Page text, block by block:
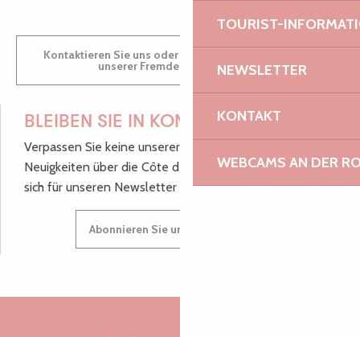
TOURIST-
NEWSLETTER
KONTAKT
WEBCAMS AN DER
Kontaktieren Sie uns oder besuchen Sie uns in einem
unserer Fremdenverkehrsbüros.
BLEIBEN SIE IN KONTAKT!
Verpassen Sie keine unserer guten Tipps und
Neuigkeiten über die Côte de Granit Rose, melden Sie
sich für unseren Newsletter an.
Abonnieren Sie unseren Newsletter